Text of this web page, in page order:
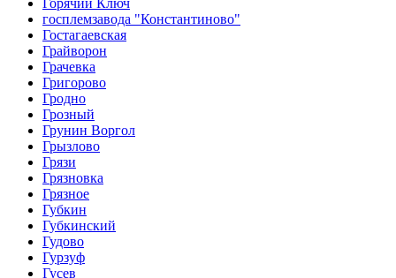
госплемзавода "Константиново"
Гостагаевская
Грайворон
Грачевка
Григорово
Гродно
Грозный
Грунин Воргол
Грызлово
Грязи
Грязновка
Грязное
Губкин
Губкинский
Гудово
Гурзуф
Гусев